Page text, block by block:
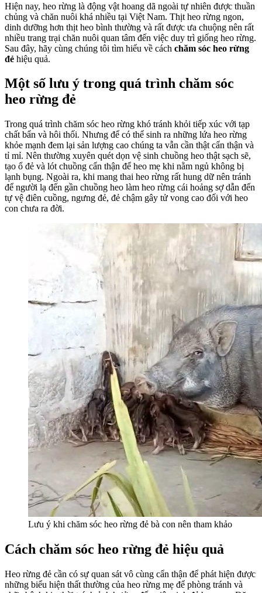
Hiện nay, heo rừng là động vật hoang dã ngoài tự nhiên được thuần
chủng và chăn nuôi khá nhiều tại Việt Nam. Thịt heo rừng ngon,
dinh dưỡng hơn thịt heo bình thường và rất được ưa chuộng nên rất
nhiều trang trại chăn nuôi quan tâm đến việc duy trì giống heo rừng.
Sau đây, hãy cùng chúng tôi tìm hiểu về cách chăm sóc heo rừng
đẻ hiệu quả.
Một số lưu ý trong quá trình chăm sóc
heo rừng đẻ
Trong quá trình chăm sóc heo rừng khó tránh khỏi tiếp xúc với tạp
chất bẩn và hôi thối. Nhưng để có thể sinh ra những lứa heo rừng
khỏe mạnh đem lại sản lượng cao chúng ta vẫn cần thật cẩn thận và
tỉ mỉ. Nên thường xuyên quét dọn vệ sinh chuồng heo thật sạch sẽ,
tạo ổ đẻ và lót chuồng cẩn thận để heo mẹ khi nằm ngủ không bị
lạnh bụng. Ngoài ra, khi mang thai heo rừng rất hung dữ nên tránh
để người lạ đến gần chuồng heo làm heo rừng cái hoảng sợ dẫn đến
tự vệ điên cuồng, ngưng đẻ, đẻ chậm gây tử vong cao đối với heo
con chưa ra đời.
Lưu ý khi chăm sóc heo rừng đẻ bà con nên tham khảo
Cách chăm sóc heo rừng đẻ hiệu quả
Heo rừng đẻ cần có sự quan sát vô cùng cẩn thận để phát hiện được
những biểu hiện thất thường của heo rừng mẹ để phòng tránh và